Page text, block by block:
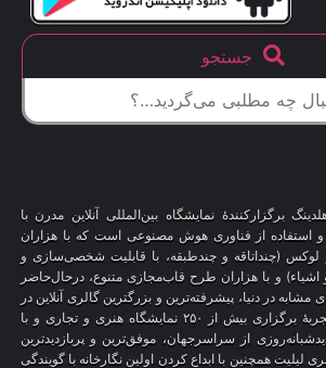
جستجو
برگزارکنندهٔ نمایشگاه بین‌المللی آنلاین مدرن با
استفاده از فناوری هوش مصنوعی است که با هزاران
(چنداتاقه و چندطبقه، با قابلیت شخصی‌سازی و
اشیاء) و با هزاران طرح قاب‌مجازی متنوع، درحال‌حاضر
مشابه در دنیا، پیشرفته‌ترین و بزرگترین گالری آنلاین در
کل جهان می‌باشد، که باتجربهٔ برگزاری بیش از ۲۵۰ نمایشگاه هنری و تجاری و با
از سراسرجهان، موفق‌ترین و پربازدیدترین
لیلیت همچنین با ابداع کردن اولین نگارخانه با گویندگی